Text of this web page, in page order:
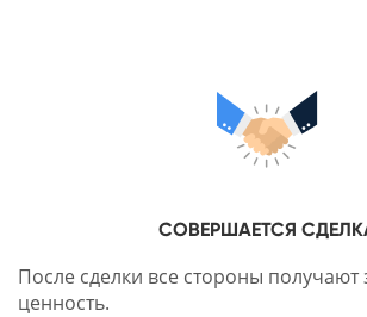
СОВЕРШАЕТСЯ
После сделки все стороны получают
ценность.